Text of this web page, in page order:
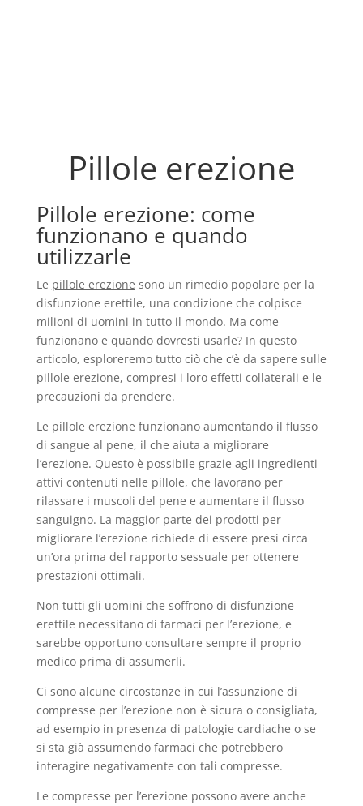
Pillole erezione
Pillole erezione: come
funzionano e quando
utilizzarle
Le pillole erezione sono un rimedio popolare per la
disfunzione erettile, una condizione che colpisce
milioni di uomini in tutto il mondo. Ma come
funzionano e quando dovresti usarle? In questo
articolo, esploreremo tutto ciò che c’è da sapere sulle
pillole erezione, compresi i loro effetti collaterali e le
precauzioni da prendere.
Le pillole erezione funzionano aumentando il flusso
di sangue al pene, il che aiuta a migliorare
l’erezione. Questo è possibile grazie agli ingredienti
attivi contenuti nelle pillole, che lavorano per
rilassare i muscoli del pene e aumentare il flusso
sanguigno. La maggior parte dei prodotti per
migliorare l’erezione richiede di essere presi circa
un’ora prima del rapporto sessuale per ottenere
prestazioni ottimali.
Non tutti gli uomini che soffrono di disfunzione
erettile necessitano di farmaci per l’erezione, e
sarebbe opportuno consultare sempre il proprio
medico prima di assumerli.
Ci sono alcune circostanze in cui l’assunzione di
compresse per l’erezione non è sicura o consigliata,
ad esempio in presenza di patologie cardiache o se
si sta già assumendo farmaci che potrebbero
interagire negativamente con tali compresse.
Le compresse per l’erezione possono avere anche